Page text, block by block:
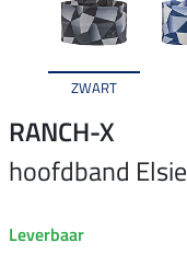
ZWART
RANCH-X
hoofdband Elsie
Leverbaar